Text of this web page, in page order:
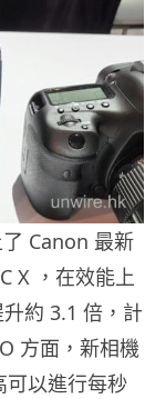
Canon 最新
X ，在效能上
約 3.1 倍，計
方面，新相機
可以進行每秒